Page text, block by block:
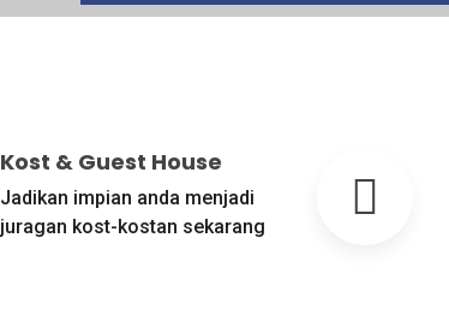
Kost & Guest House
Jadikan impian anda menjadi
juragan kost-kostan sekarang